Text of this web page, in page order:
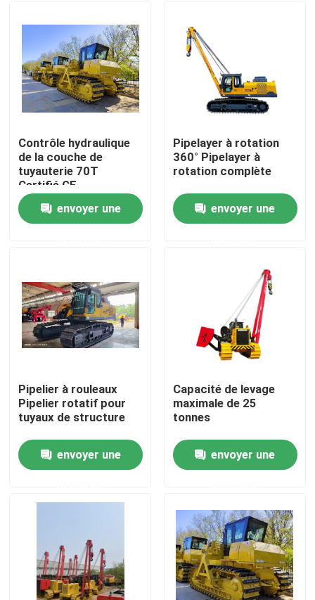
Maison
Vidéos
Au sujet de nous
Contrôle de qualité
Contactez-nous
Demandez une citation
Machines de canalisation
Couche de canalisation
Contrôle hydraulique
de la couche de
tuyauterie 70T
Certifié CE
envoyer une
Pipelayer à rotation
360° Pipelayer à
rotation complète
envoyer une
Pipelier à rouleaux
Pipelier rotatif pour
tuyaux de structure
envoyer une
Capacité de levage
maximale de 25
tonnes
envoyer une